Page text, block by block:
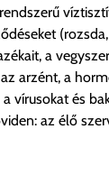
az
kérése
belüli pontos
a
arzént, a
vírusokat és
az élő